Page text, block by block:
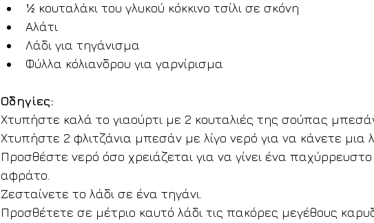
½ κουταλάκι του γλυκού κόκκινο τσίλι σε σκόνη
Αλάτι
Λάδι για τηγάνισμα
Φύλλα κόλιανδρου για γαρνίρισμα
Οδηγίες:
Χτυπήστε καλά το γιαούρτι με 2 κουταλιές της σούπας
Χτυπήστε 2 φλιτζάνια μπεσάν με λίγο νερό για να κάνετε μια
Προσθέστε νερό όσο χρειάζεται για να γίνει ένα
αφράτο.
Ζεσταίνετε το λάδι σε ένα τηγάνι.
Προσθέτετε σε μέτριο καυτό λάδι τις πακόρες μεγέθους